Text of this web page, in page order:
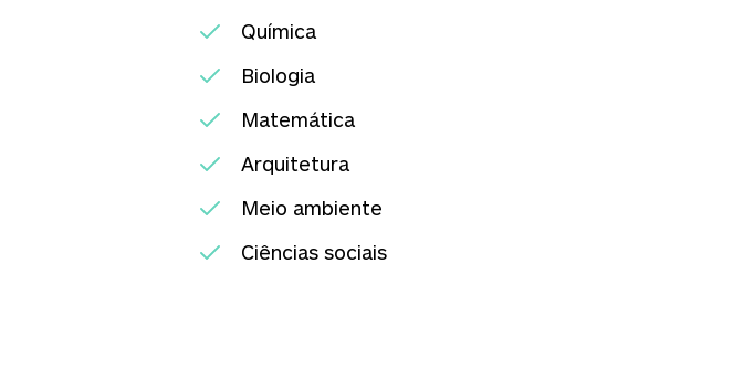
Química
Biologia
Matemática
Arquitetura
Meio ambiente
Ciências sociais